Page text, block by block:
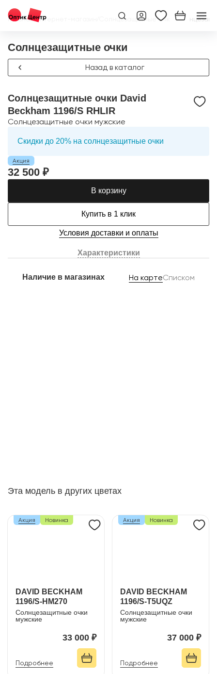
Главная/Интернет-магазин Солнцезащитные очки /
Солнцезащитные очки
Назад в каталог
Солнцезащитные очки David
Beckham 1196/S RHLIR
Солнцезащитные очки мужские
Скидки до 20% на солнцезащитные очки
Акция
32 500 ₽
В корзину
Купить в 1 клик
Условия доставки и оплаты
Характеристики
Наличие в магазинах На картеСписком
Эта модель в других цветах
DAVID BECKHAM
1196/S-HM270
Солнцезащитные очки
мужские
33 000 ₽
Подробнее
Акция Новинка
DAVID BECKHAM
1196/S-T5UQZ
Солнцезащитные очки
мужские
37 000 ₽
Подробнее
Акция Новинка